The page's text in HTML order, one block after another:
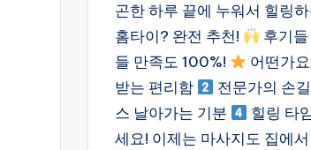
곤한 하루 끝에 누워서 힐링
홈타이? 완전 추천!
후기
들 만족도 100%!
어떤가
받는 편리함
전문가의 손길
스 날아가는 기분
힐링 타
세요! 이제는 마사지도 집에